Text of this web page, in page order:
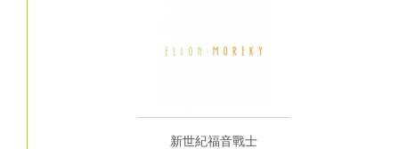
新世紀福音戰士